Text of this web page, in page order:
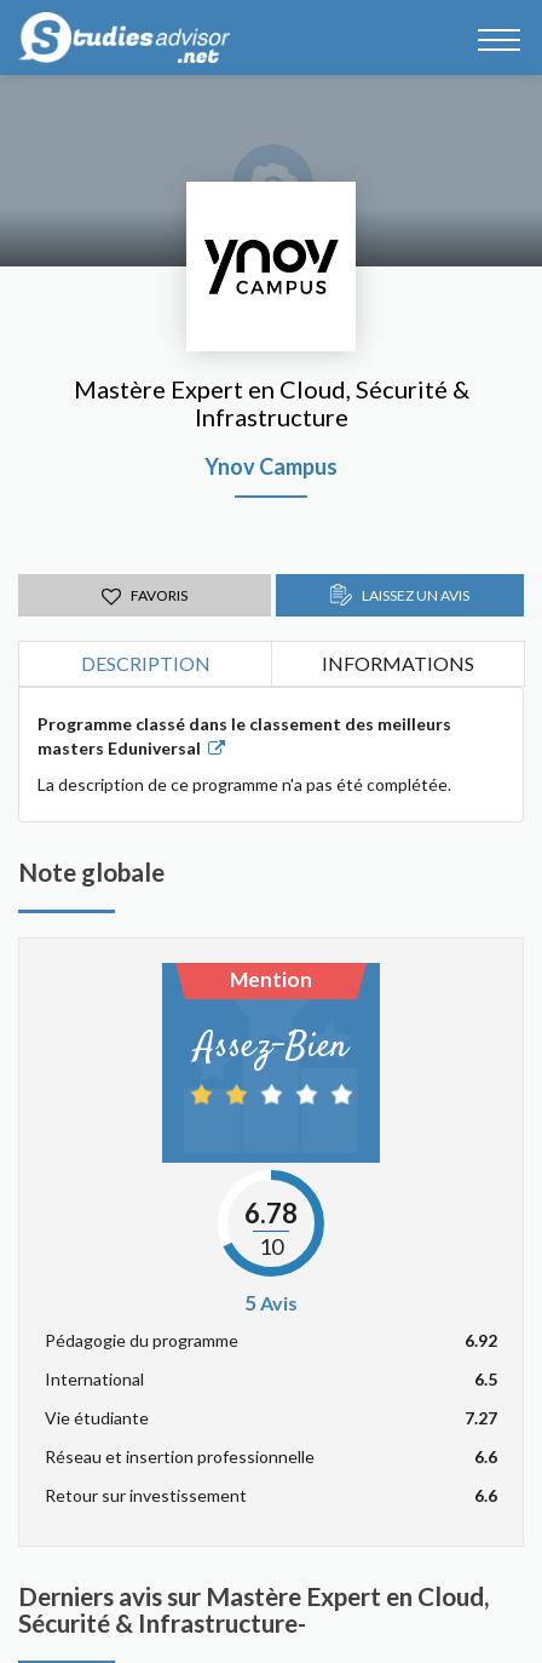
Mastère Expert en Cloud, Sécurité &
Infrastructure
Ynov Campus
FAVORIS LAISSEZ UN AVIS
DESCRIPTION INFORMATIONS
Programme classé dans le classement des meilleurs
masters Eduniversal
La description de ce programme n'a pas été complétée.
Note globale
Mention
Assez-Bien
6.78
10
5Avis
Pédagogie du programme
6.92
International
6.5
Vie étudiante
7.27
Réseau et insertion professionnelle
6.6
Retour sur investissement
6.6
Derniers avis sur Mastère Expert en Cloud,
Sécurité & Infrastructure-